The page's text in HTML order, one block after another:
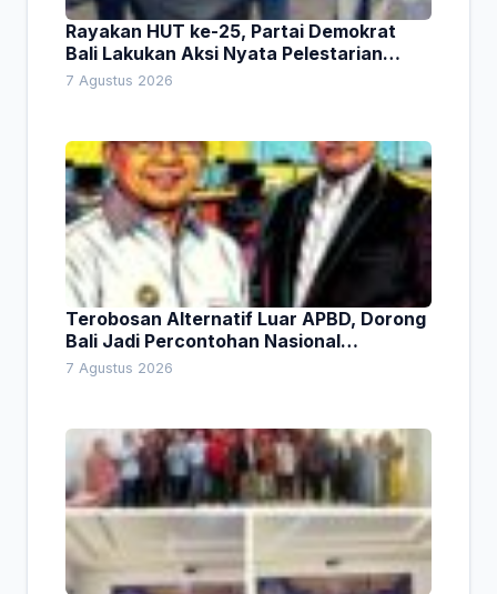
Rayakan HUT ke-25, Partai Demokrat
Bali Lakukan Aksi Nyata Pelestarian
Lingkungan
7 Agustus 2026
Terobosan Alternatif Luar APBD, Dorong
Bali Jadi Percontohan Nasional
Pembiayaan Daerah
7 Agustus 2026